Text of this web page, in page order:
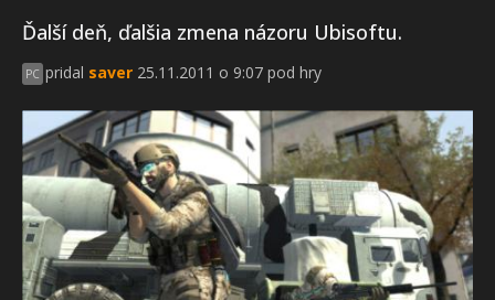
Ďalší deň, ďalšia zmena názoru Ubisoftu.
PC pridal saver 25.11.2011 o 9:07 pod hry